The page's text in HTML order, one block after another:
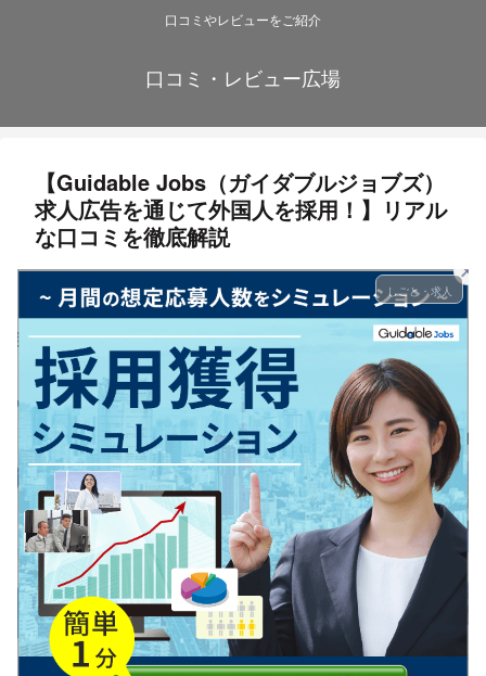
口コミやレビューをご紹介
口コミ・レビュー広場
【Guidable Jobs（ガイダブルジョブズ）
求人広告を通じて外国人を採用！】リアル
な口コミを徹底解説
しごと・求人